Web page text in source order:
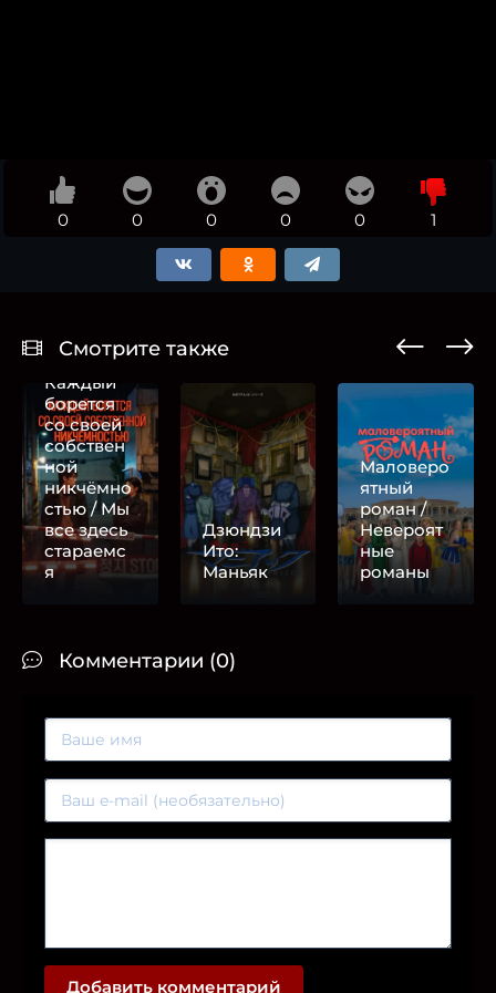
0 0 0 0 0 1
Смотрите также
Каждый
борется
со своей
собствен
ной
никчёмно
стью / Мы
все здесь
стараемс
я
Дзюндзи
Ито:
Маньяк
Маловеро
ятный
роман /
Невероят
ные
романы
Комментарии (0)
Добавить комментарий